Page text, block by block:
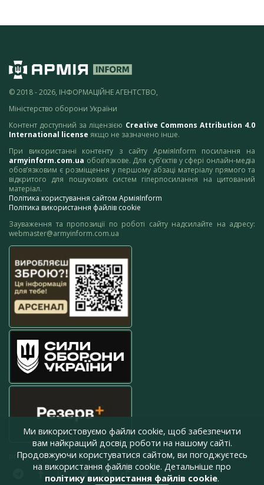
© 2018 - 2026, ІНФОРМАЦІЙНЕ АГЕНТСТВО,
Міністерство оборони України
Контент доступний за ліцензією Creative Commons Attribution 4.0
International license якщо не зазначено інше.
При використанні контенту з сайту АрміяInform посилання на
armyinform.com.ua обов’язкове. Для суб’єктів у сфері онлайн-медіа
обов’язковим є розміщення у першому абзаці матеріалу прямого та
відкритого для пошукових систем гіперпосилання на цитований
матеріал.
Політика користування сайтом АрміяInform
Політика використання файлів cookie
Зауваження та пропозиції по роботі сайту надсилайте на адресу:
webmaster@armyinform.com.ua
press@armyinform.com.ua
Ми використовуємо файли cookie, щоб забезпечити
вам найкращий досвід роботи на нашому сайті.
Продовжуючи користуватися сайтом, ви погоджуєтесь
на використання файлів cookie. Детальніше про
політику використання файлів cookie.